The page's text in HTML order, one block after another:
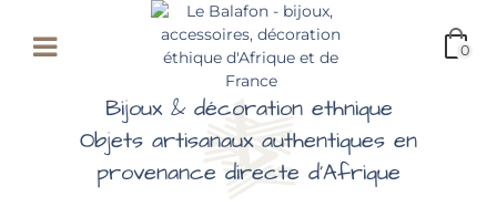
0
Bijoux & décoration ethnique
Objets artisanaux authentiques en
provenance directe d'Afrique